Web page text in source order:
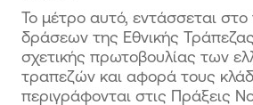
Το μέτρο αυτό, εντάσσεται στο
δράσεων της Εθνικής
σχετικής πρωτοβουλίας των
τραπεζών και αφορά τους
περιγράφονται στις Πράξεις